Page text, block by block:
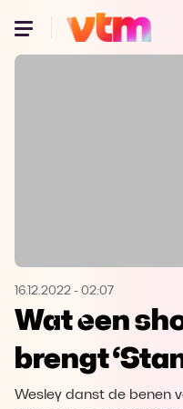
Oeps,
Microsoft
Opera
16.12.2022 - 02:07
Wat een
brengt
Wesley danst de benen